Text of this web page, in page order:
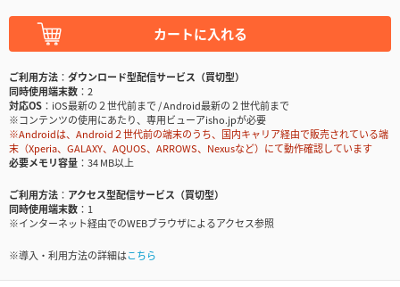
カートに入れる
ご利用方法
ダウンロード型配信サービス（買切型）
同時使用端末数
2
対応OS
iOS最新の２世代前まで / Android最新の２世代前まで
※コンテンツの使用にあたり、専用ビューアisho.jpが必要
※Androidは、Android２世代前の端末のうち、国内キャリア経由で販売されている端
末（Xperia、GALAXY、AQUOS、ARROWS、Nexusなど）にて動作確認しています
必要メモリ容量
34 MB以上
ご利用方法
アクセス型配信サービス（買切型）
同時使用端末数
1
※インターネット経由でのWEBブラウザによるアクセス参照
※導入・利用方法の詳細はこちら